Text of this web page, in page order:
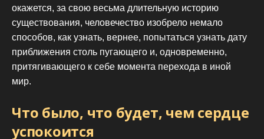
окажется, за свою весьма длительную историю
существования, человечество изобрело немало
способов, как узнать, вернее, попытаться узнать дату
приближения столь пугающего и, одновременно,
притягивающего к себе момента перехода в иной
мир.
Что было, что будет, чем сердце
успокоится